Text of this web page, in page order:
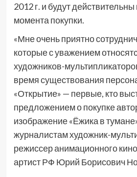
2012 г. и будут действительны
момента покупки.
«Мне очень приятно
которые с уважением
художников-
время существования
«Открытие» — первые, кто
предложением о покупке
изображение «Ёжика в
журналистам художник-
режиссер анимационного
артист РФ Юрий Борисович